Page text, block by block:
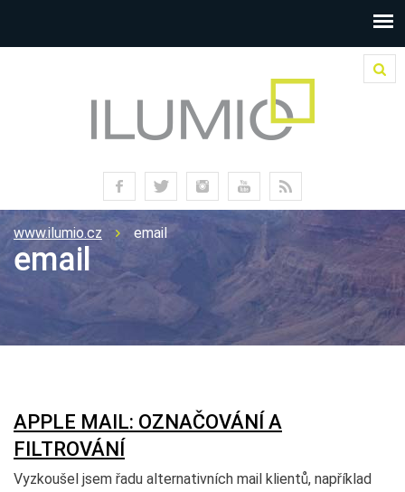
www.ilumio.cz email
email
APPLE MAIL: OZNAČOVÁNÍ A
FILTROVÁNÍ
Vyzkoušel jsem řadu alternativních mail klientů, například